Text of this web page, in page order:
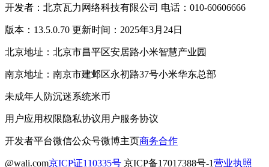
开发者：北京瓦力网络科技有限公司 电话：010-60606666
版本：13.5.0.70 更新时间：2025年3月24日
北京地址：北京市昌平区安居路小米智慧产业园
南京地址：南京市建邺区永初路37号小米华东总部
未成年人防沉迷系统米币
用户应用权限隐私协议用户服务协议
开发者平台微信公众号微博主页商务合作
@wali.com京ICP证110335号 京ICP备17017388号-1营业执照